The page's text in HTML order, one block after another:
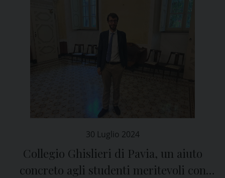
30 Luglio 2024
Collegio Ghislieri di Pavia, un aiuto
concreto agli studenti meritevoli con